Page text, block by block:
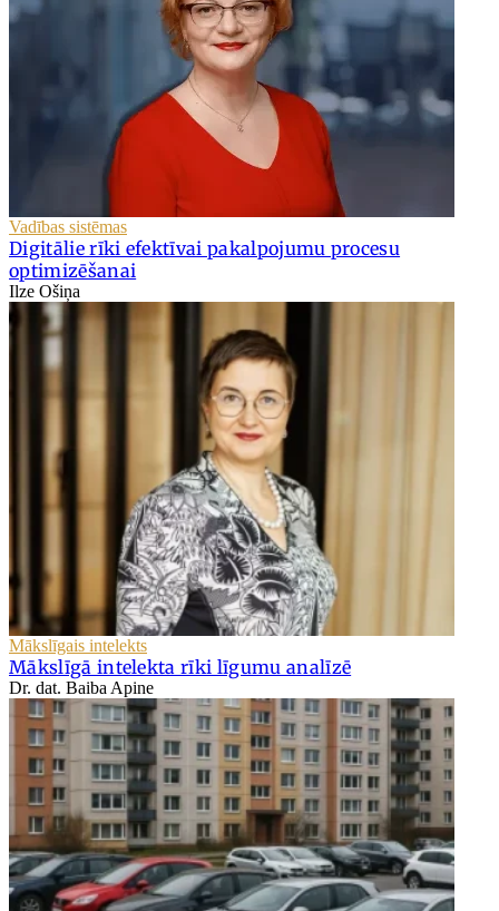
Vadības sistēmas
Digitālie rīki efektīvai pakalpojumu procesu
optimizēšanai
Ilze Ošiņa
Mākslīgais intelekts
Mākslīgā intelekta rīki līgumu analīzē
Dr. dat. Baiba Apine